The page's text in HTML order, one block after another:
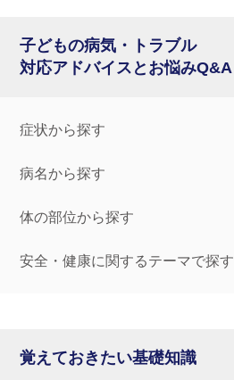
子どもの病気・トラブル
対応アドバイスとお悩みQ&A
症状から探す
病名から探す
体の部位から探す
安全・健康に関するテーマで探す
覚えておきたい基礎知識